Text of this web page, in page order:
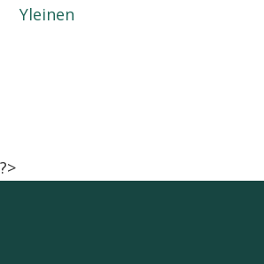
Yleinen
?>